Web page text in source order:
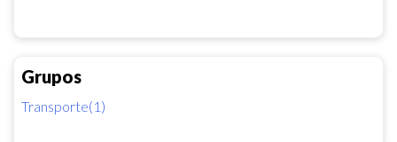
Grupos
Transporte(1)